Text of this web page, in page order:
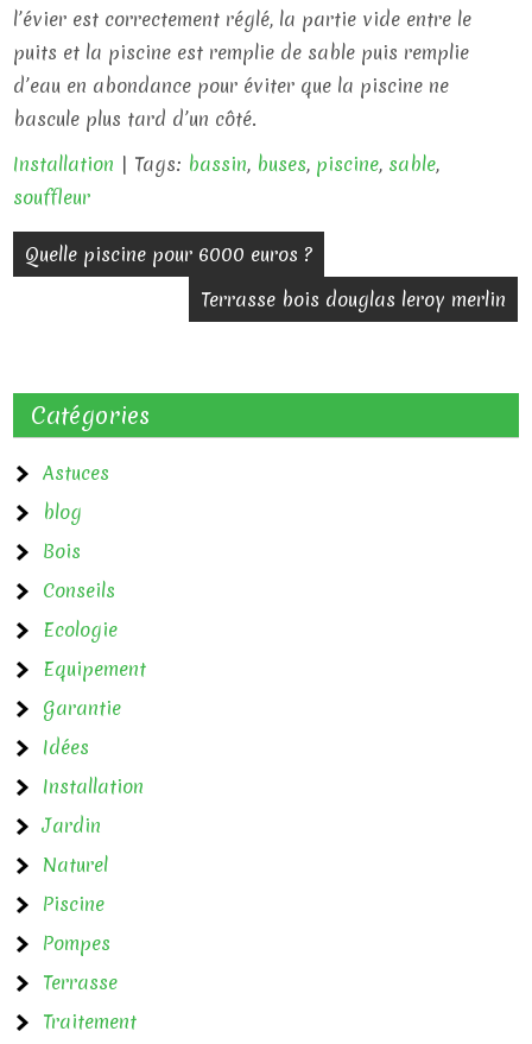
l’évier est correctement réglé, la partie vide entre le
puits et la piscine est remplie de sable puis remplie
d’eau en abondance pour éviter que la piscine ne
bascule plus tard d’un côté.
Installation | Tags: bassin, buses, piscine, sable,
souffleur
N
i
g
a
t
i
o
n
d
e
l
’
a
r
t
i
Quelle piscine pour 6000 euros ?
Terrasse bois douglas leroy merlin
Catégories
Astuces
blog
Bois
Conseils
Ecologie
Equipement
Garantie
Idées
Installation
Jardin
Naturel
Piscine
Pompes
Terrasse
Traitement